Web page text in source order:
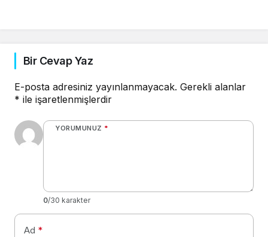
Bir Cevap Yaz
E-posta adresiniz yayınlanmayacak. Gerekli alanlar
* ile işaretlenmişlerdir
YORUMUNUZ *
0/30 karakter
Ad *